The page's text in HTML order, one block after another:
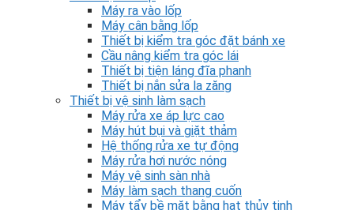
Máy ra vào lốp
Máy cân bằng lốp
Thiết bị kiểm tra góc đặt bánh xe
Cầu nâng kiểm tra góc lái
Thiết bị tiện láng đĩa phanh
Thiết bị nắn sửa la zăng
Thiết bị vệ sinh làm sạch
Máy rửa xe áp lực cao
Máy hút bụi và giặt thảm
Hệ thống rửa xe tự động
Máy rửa hơi nước nóng
Máy vệ sinh sàn nhà
Máy làm sạch thang cuốn
Máy tẩy bề mặt bằng hạt thủy tinh